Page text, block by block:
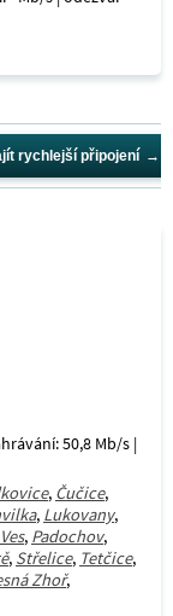
rychlejší připojení
50,8 Mb/s |
, Čučice,
, Lukovany,
, Padochov,
, Střelice, Tetčice,
Zhoř,